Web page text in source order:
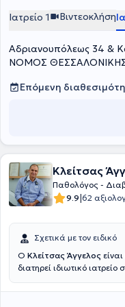
2006.
Ιατρείο 1 Βιντεοκλήση
Αδριανουπόλεως 34 &
ΝΟΜΟΣ
Επόμενη
Κλείτσας
Παθολόγος -
9.9|62
Σχετικά με τον ειδικό
Ο Κλείτσας Άγγελος
διατηρεί ιδιωτικό
Ακολούθησε η υπηρεσία